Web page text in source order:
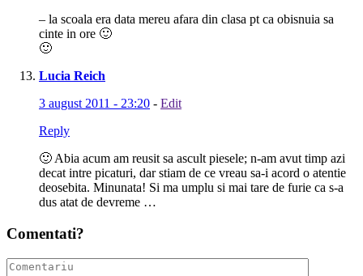
– la scoala era data mereu afara din clasa pt ca obisnuia sa
cinte in ore 🙂
🙂
Lucia Reich
3 august 2011 - 23:20 - Edit
Reply
🙂 Abia acum am reusit sa ascult piesele; n-am avut timp azi
decat intre picaturi, dar stiam de ce vreau sa-i acord o atentie
deosebita. Minunata! Si ma umplu si mai tare de furie ca s-a
dus atat de devreme …
Comentati?